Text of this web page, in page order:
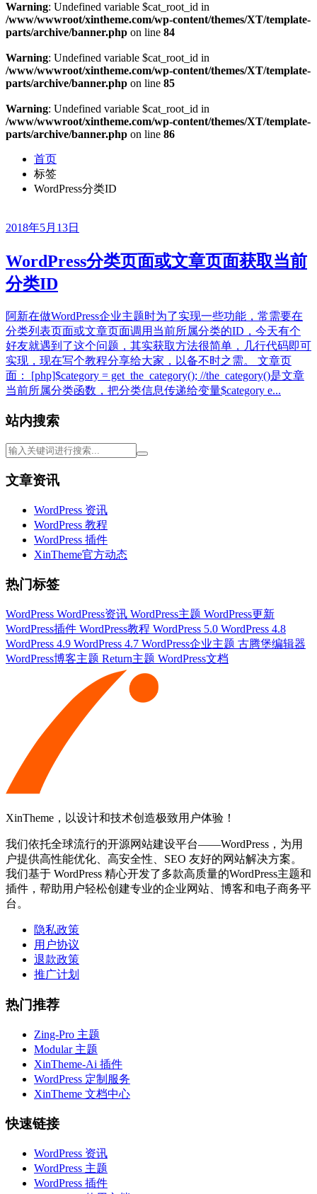
Warning: Undefined variable $cat_root_id in
/www/wwwroot/xintheme.com/wp-content/themes/XT/template-
parts/archive/banner.php on line 84
Warning: Undefined variable $cat_root_id in
/www/wwwroot/xintheme.com/wp-content/themes/XT/template-
parts/archive/banner.php on line 85
Warning: Undefined variable $cat_root_id in
/www/wwwroot/xintheme.com/wp-content/themes/XT/template-
parts/archive/banner.php on line 86
首页
标签
WordPress分类ID
2018年5月13日
WordPress分类页面或文章页面获取当前
分类ID
阿新在做WordPress企业主题时为了实现一些功能，常需要在
分类列表页面或文章页面调用当前所属分类的ID，今天有个
好友就遇到了这个问题，其实获取方法很简单，几行代码即可
实现，现在写个教程分享给大家，以备不时之需。 文章页
面： [php]$category = get_the_category(); //the_category()是文章
当前所属分类函数，把分类信息传递给变量$category e...
站内搜索
文章资讯
WordPress 资讯
WordPress 教程
WordPress 插件
XinTheme官方动态
热门标签
WordPress WordPress资讯 WordPress主题 WordPress更新
WordPress插件 WordPress教程 WordPress 5.0 WordPress 4.8
WordPress 4.9 WordPress 4.7 WordPress企业主题 古腾堡编辑器
WordPress博客主题 Return主题 WordPress文档
XinTheme，以设计和技术创造极致用户体验！
我们依托全球流行的开源网站建设平台——WordPress，为用
户提供高性能优化、高安全性、SEO 友好的网站解决方案。
我们基于 WordPress 精心开发了多款高质量的WordPress主题和
插件，帮助用户轻松创建专业的企业网站、博客和电子商务平
台。
隐私政策
用户协议
退款政策
推广计划
热门推荐
Zing-Pro 主题
Modular 主题
XinTheme-Ai 插件
WordPress 定制服务
XinTheme 文档中心
快速链接
WordPress 资讯
WordPress 主题
WordPress 插件